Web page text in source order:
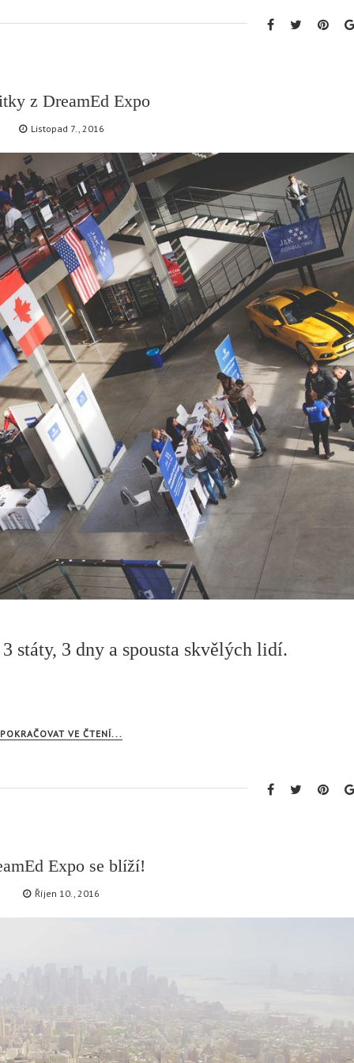
z DreamEd Expo
Listopad 7., 2016
státy, 3 dny a spousta skvělých lidí.
POKRAČOVAT VE ČTENÍ...
Expo se blíží!
Říjen 10., 2016